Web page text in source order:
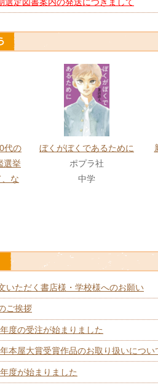
代の
選挙
な
ぼくがぼくであるために
ポプラ社
中学
いただく書店様・学校様へのお願い
ご挨拶
度の受注が始まりました
本屋大賞受賞作品のお取り扱いについ
度が始まりました